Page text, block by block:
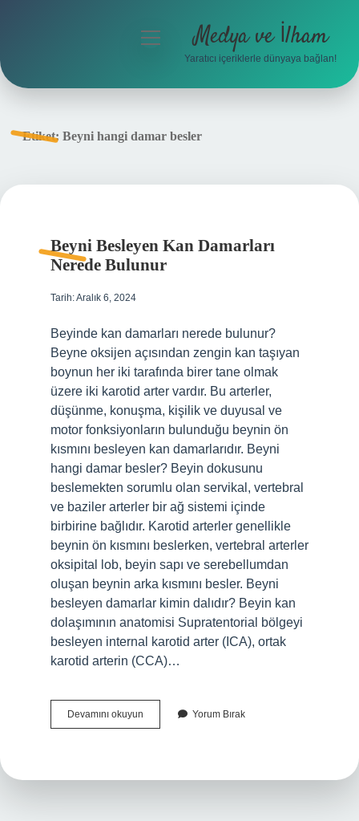
menüyü
Medya ve İlham
Yaratıcı içeriklerle dünyaya bağlan!
Etiket: Beyni hangi damar besler
Beyni Besleyen Kan Damarları
Nerede Bulunur
Tarih: Aralık 6, 2024
Beyinde kan damarları nerede bulunur?
Beyne oksijen açısından zengin kan taşıyan
boynun her iki tarafında birer tane olmak
üzere iki karotid arter vardır. Bu arterler,
düşünme, konuşma, kişilik ve duyusal ve
motor fonksiyonların bulunduğu beynin ön
kısmını besleyen kan damarlarıdır. Beyni
hangi damar besler? Beyin dokusunu
beslemekten sorumlu olan servikal, vertebral
ve baziler arterler bir ağ sistemi içinde
birbirine bağlıdır. Karotid arterler genellikle
beynin ön kısmını beslerken, vertebral arterler
oksipital lob, beyin sapı ve serebellumdan
oluşan beynin arka kısmını besler. Beyni
besleyen damarlar kimin dalıdır? Beyin kan
dolaşımının anatomisi Supratentorial bölgeyi
besleyen internal karotid arter (ICA), ortak
karotid arterin (CCA)…
Devamını okuyun
Besleyen
Yorum Bırak